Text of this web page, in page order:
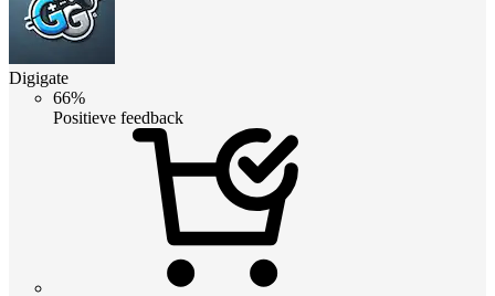
Digigate
66%
Positieve feedback